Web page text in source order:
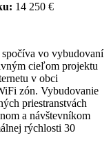
14 250 €
vo vybudovaní
cieľom projektu
v obci
zón. Vybudovanie
priestranstvách
a návštevníkom
rýchlosti 30